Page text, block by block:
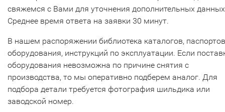
свяжемся с Вами для уточнения дополнительных
Среднее время ответа на заявки 30 минут.
В нашем распоряжении библиотека каталогов, паспортов
оборудования, инструкций по эксплуатации. Если
оборудования невозможна по причине снятия с
производства, то мы оперативно подберем аналог. Для
подбора детали требуется фотография шильдика или
заводской номер.